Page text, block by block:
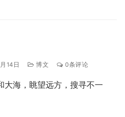
14日 博文 0条评论
大海，眺望远方，搜寻不一